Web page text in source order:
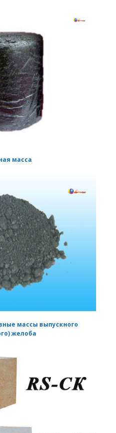
масса
массы выпускного
желоба